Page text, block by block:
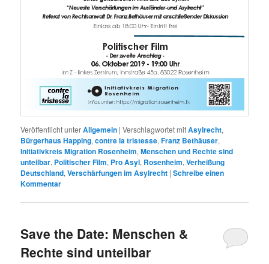
Veröffentlicht unterAllgemein |Verschlagwortet mitAsylrecht,
Bürgerhaus Happing,contre la tristesse,Franz Bethäuser,
Initiativkreis Migration Rosenheim,Menschen und Rechte sind
unteilbar, Politischer Film, Pro Asyl, Rosenheim,Verheißung
Deutschland,Verschärfungen im Asylrecht |Schreibe einen
Kommentar
Save the Date: Menschen &
Rechte sind unteilbar